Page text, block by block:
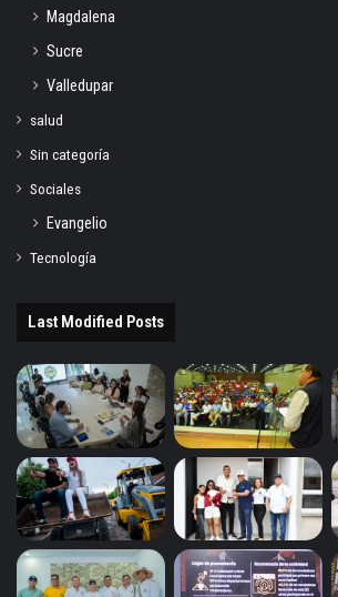
Magdalena
Sucre
Valledupar
salud
Sin categoría
Sociales
Evangelio
Tecnología
Last Modified Posts